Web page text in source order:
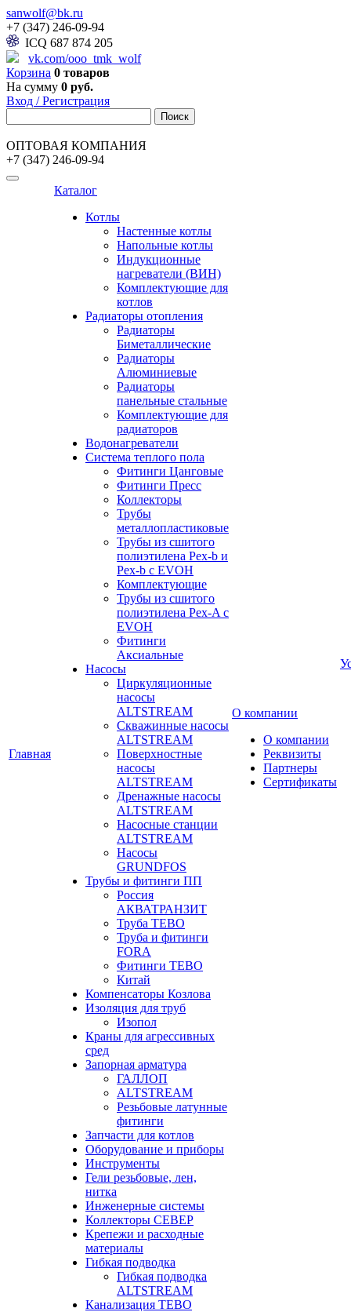
sanwolf@bk.ru
+7 (347) 246-09-94
ICQ 687 874 205
vk.com/ooo_tmk_wolf
Корзина 0 товаров
На сумму 0 руб.
Вход / Регистрация
ОПТОВАЯ КОМПАНИЯ
+7 (347) 246-09-94
Главная
Каталог
Котлы
Настенные котлы
Напольные котлы
Индукционные
нагреватели (ВИН)
Комплектующие для
котлов
Радиаторы отопления
Радиаторы
Биметаллические
Радиаторы
Алюминиевые
Радиаторы
панельные стальные
Комплектующие для
радиаторов
Водонагреватели
Система теплого пола
Фитинги Цанговые
Фитинги Пресс
Коллекторы
Трубы
металлопластиковые
Трубы из сшитого
полиэтилена Pex-b и
Pex-b с EVOH
Комплектующие
Трубы из сшитого
полиэтилена Pex-A с
EVOH
Фитинги
Аксиальные
Насосы
Циркуляционные
насосы
ALTSTREAM
Скважинные насосы
ALTSTREAM
Поверхностные
насосы
ALTSTREAM
Дренажные насосы
ALTSTREAM
Насосные станции
ALTSTREAM
Насосы
GRUNDFOS
Трубы и фитинги ПП
Россия
АКВАТРАНЗИТ
Труба ТЕВО
Труба и фитинги
FORA
Фитинги ТЕВО
Китай
Компенсаторы Козлова
Изоляция для труб
Изопол
Краны для агрессивных
сред
Запорная арматура
ГАЛЛОП
ALTSTREAМ
Резьбовые латунные
фитинги
Запчасти для котлов
Оборудование и приборы
Инструменты
Гели резьбовые, лен,
нитка
Инженерные системы
Коллекторы СЕВЕР
Крепежи и расходные
материалы
Гибкая подводка
Гибкая подводка
ALTSTREAM
Канализация ТЕВО
О компании
О компании
Реквизиты
Партнеры
Сертификаты